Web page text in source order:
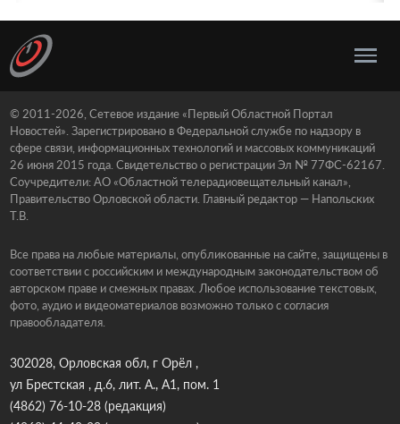
© 2011-2026, Сетевое издание «Первый Областной Портал
Новостей». Зарегистрировано в Федеральной службе по надзору в
сфере связи, информационных технологий и массовых коммуникаций
26 июня 2015 года. Свидетельство о регистрации Эл № 77ФС-62167.
Соучредители: АО «Областной телерадиовещательный канал»,
Правительство Орловской области. Главный редактор — Напольских
Т.В.
Все права на любые материалы, опубликованные на сайте, защищены в
соответствии с российским и международным законодательством об
авторском праве и смежных правах. Любое использование текстовых,
фото, аудио и видеоматериалов возможно только с согласия
правообладателя.
302028, Орловская обл, г Орёл ,
ул Брестская , д.6, лит. А., А1, пом. 1
(4862) 76-10-28(редакция)